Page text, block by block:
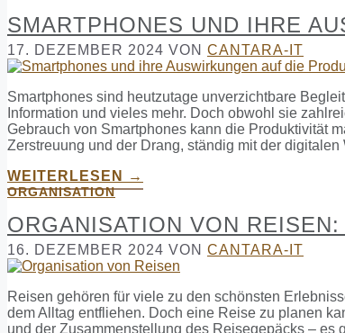
SMARTPHONES UND IHRE
17. DEZEMBER 2024 VON CANTARA-IT
Smartphones sind heutzutage unverzichtbare
Information und vieles mehr. Doch obwohl sie
Gebrauch von Smartphones kann die Produktivität
Zerstreuung und der Drang, ständig mit der
WEITERLESEN →
ORGANISATION
ORGANISATION VON
16. DEZEMBER 2024 VON CANTARA-IT
Reisen gehören für viele zu den schönsten
dem Alltag entfliehen. Doch eine Reise zu planen
und der Zusammenstellung des Reisegepäcks – es